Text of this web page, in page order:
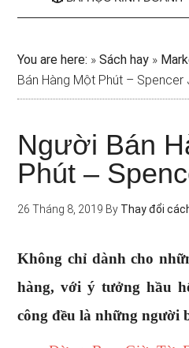
You are here: »Sách hay »
Bán Hàng Một Phút – Spencer
Người Bán
Phút –
26 Tháng 8, 2019 By Thay đổi
Không chỉ dành cho
hàng, với ý tưởng hầu
công đều là những người